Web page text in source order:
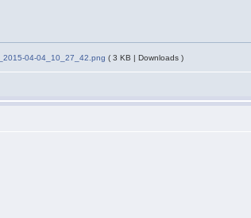
04-04_10_27_42.png ( 3 KB | Downloads )